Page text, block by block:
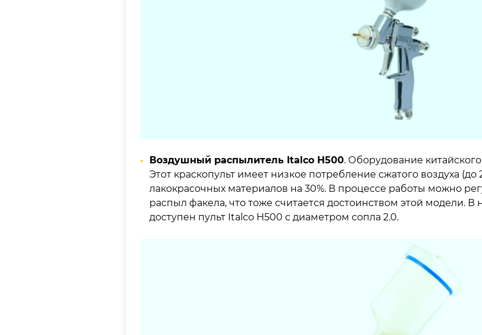
Воздушный распылитель Italco H500. Оборудование
Этот краскопульт имеет низкое потребление сжатого воздуха
лакокрасочных материалов на 30%. В процессе работы можно
распыл факела, что тоже считается достоинством этой модели.
доступен пульт Italco H500 с диаметром сопла 2.0.